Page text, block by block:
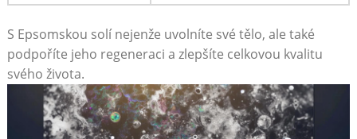
S Epsomskou solí nejenže uvolníte své tělo, ale také
podpoříte jeho regeneraci a zlepšíte celkovou kvalitu
svého života.